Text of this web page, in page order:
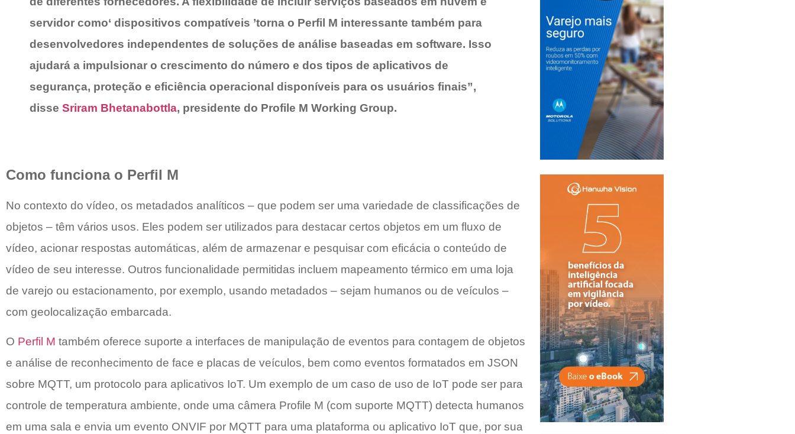
servidor como‘ dispositivos compatíveis ’torna o Perfil M interessante também para
desenvolvedores independentes de soluções de análise baseadas em software. Isso
ajudará a impulsionar o crescimento do número e dos tipos de aplicativos de
segurança, proteção e eficiência operacional disponíveis para os usuários finais”,
disse Sriram Bhetanabottla, presidente do Profile M Working Group.
Como funciona o Perfil M
No contexto do vídeo, os metadados analíticos – que podem ser uma variedade de classificações de
objetos – têm vários usos. Eles podem ser utilizados ​​para destacar certos objetos em um fluxo de
vídeo, acionar respostas automáticas, além de armazenar e pesquisar com eficácia o conteúdo de
vídeo de seu interesse. Outros funcionalidade permitidas incluem mapeamento térmico em uma loja
de varejo ou estacionamento, por exemplo, usando metadados – sejam humanos ou de veículos –
com geolocalização embarcada.
O Perfil M também oferece suporte a interfaces de manipulação de eventos para contagem de objetos
e análise de reconhecimento de face e placas de veículos, bem como eventos formatados em JSON
sobre MQTT, um protocolo para aplicativos IoT. Um exemplo de um caso de uso de IoT pode ser para
controle de temperatura ambiente, onde uma câmera Profile M (com suporte MQTT) detecta humanos
em uma sala e envia um evento ONVIF por MQTT para uma plataforma ou aplicativo IoT que, por sua